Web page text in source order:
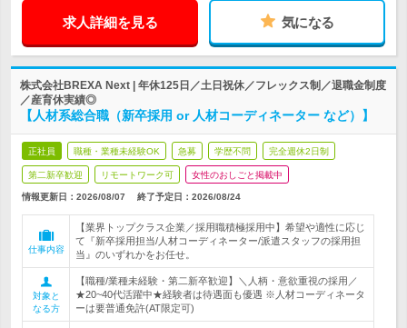
求人詳細を見る 気になる
株式会社BREXA Next | 年休125日／土日祝休／フレックス制／退職金制度
／産育休実績◎
【人材系総合職（新卒採用 or 人材コーディネーター など）】
正社員 職種・業種未経験OK 急募 学歴不問 完全週休2日制
第二新卒歓迎 リモートワーク可 女性のおしごと掲載中
情報更新日：2026/08/07 終了予定日： 2026/08/24
仕事内容
【業界トップクラス企業／採用職積極採用中】希望や適性に応じ
て『新卒採用担当/人材コーディネーター/派遣スタッフの採用担
当』のいずれかをお任せ。
対象と
なる方
【職種/業種未経験・第二新卒歓迎】＼人柄・意欲重視の採用／
★20~40代活躍中★経験者は待遇面も優遇 ※人材コーディネータ
ーは要普通免許(AT限定可)